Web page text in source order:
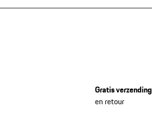
Gratis verzending
en retour